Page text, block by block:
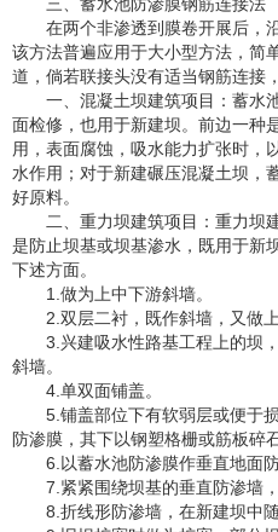
在两个非渗透到膜卷开展后，
该方法普遍应用于大小型方法，简
道，倘若联接头没有适当钢筋连接
一、混凝土坝建筑项目：蓄水
面检修，也用于新建坝。前边一种
用，表面腐蚀，吸水能力扩张时，
水作用；对于新建碾压混凝土坝，
好原料。
二、重力坝建筑项目：重力坝
是防止坝基或坝基渗水，既用于新
下述方面。
1.做为上中下游斜墙。
2.双层二衬，既作斜墙，又做
3.兴建吸水性路基工程上的坝
斜墙。
4.单双面铺盖。
5.铺盖部位下有软弱层或便于
防渗膜，其下以钢塑格栅或筋板碎石
6.以蓄水池防渗膜作垂直地面防
7.紧紧围绕坝基的垂直防渗墙
8.折线形防渗墙，在新建坝中